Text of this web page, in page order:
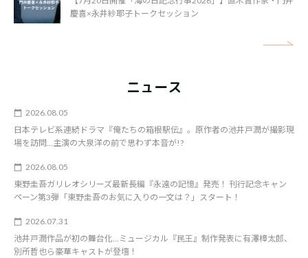
慶喜×永井紗耶子トークセッション
ニュース
2026.08.05
日本テレビ系連続ドラマ『俺たちの箱根駅伝』。原作者の池井戸潤が撮影現
場を訪問…主演の大泉洋の前で思わず本音が!?
2026.08.05
東野圭吾ガリレオシリーズ最新長編『永遠の記憶』発売！ 刊行記念キャン
ペーン第3弾「東野圭吾のお気に入りの一文は？」スタート！
2026.07.31
池井戸潤作品が初の舞台化…ミュージカル『民王』制作発表に有澤樟太郎、
別所哲也ら豪華キャストが登壇！